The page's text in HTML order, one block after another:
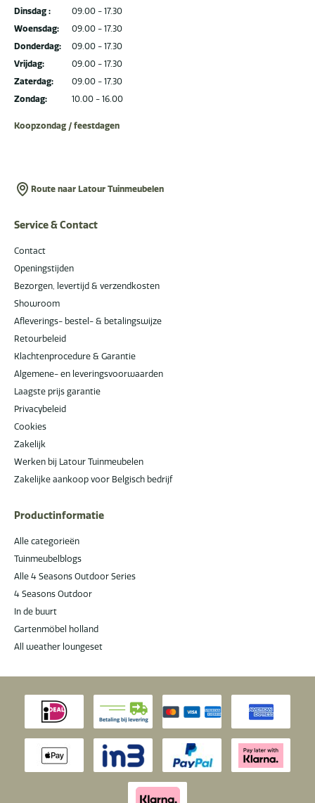
Dinsdag :
Woensdag:
Donderdag:
Vrijdag:
Zaterdag:
Zondag:
09.00 - 17.30
09.00 - 17.30
09.00 - 17.30
09.00 - 17.30
09.00 - 17.30
10.00 - 16.00
Koopzondag / feestdagen
Route naar Latour Tuinmeubelen
Service & Contact
Contact
Openingstijden
Bezorgen, levertijd & verzendkosten
Showroom
Afleverings- bestel- & betalingswijze
Retourbeleid
Klachtenprocedure & Garantie
Algemene- en leveringsvoorwaarden
Laagste prijs garantie
Privacybeleid
Cookies
Zakelijk
Werken bij Latour Tuinmeubelen
Zakelijke aankoop voor Belgisch bedrijf
Productinformatie
Alle categorieën
Tuinmeubelblogs
Alle 4 Seasons Outdoor Series
4 Seasons Outdoor
In de buurt
Gartenmöbel holland
All weather loungeset